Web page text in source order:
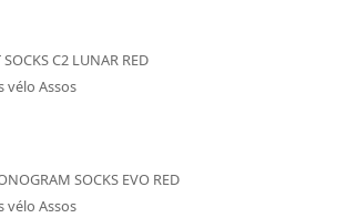
SOCKS C2 LUNAR RED
vélo Assos
SOCKS EVO RED
vélo Assos